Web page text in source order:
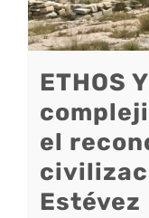
ETHOS
el
Estévez